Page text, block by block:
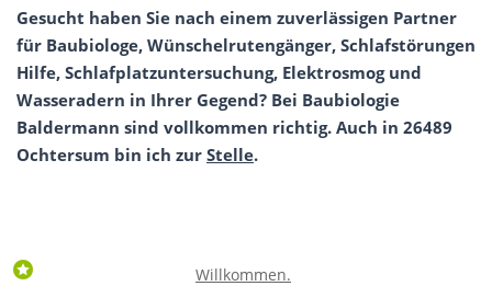
Gesucht haben Sie nach einem zuverlässigen Partner
für Baubiologe, Wünschelrutengänger, Schlafstörungen
Hilfe, Schlafplatzuntersuchung, Elektrosmog und
Wasseradern in Ihrer Gegend? Bei Baubiologie
Baldermann sind vollkommen richtig. Auch in 26489
Ochtersum bin ich zur Stelle.
Willkommen.